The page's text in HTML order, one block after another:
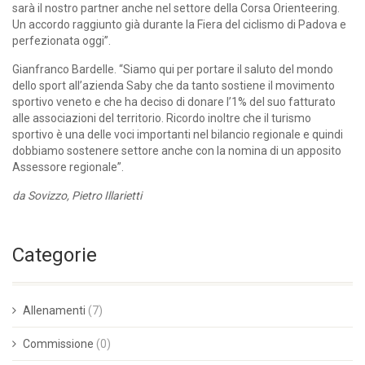
sarà il nostro partner anche nel settore della Corsa Orienteering.
Un accordo raggiunto già durante la Fiera del ciclismo di Padova e
perfezionata oggi”.
Gianfranco Bardelle. “Siamo qui per portare il saluto del mondo
dello sport all’azienda Saby che da tanto sostiene il movimento
sportivo veneto e che ha deciso di donare l’1% del suo fatturato
alle associazioni del territorio. Ricordo inoltre che il turismo
sportivo è una delle voci importanti nel bilancio regionale e quindi
dobbiamo sostenere settore anche con la nomina di un apposito
Assessore regionale”.
da Sovizzo, Pietro Illarietti
Categorie
Allenamenti (7)
Commissione (0)